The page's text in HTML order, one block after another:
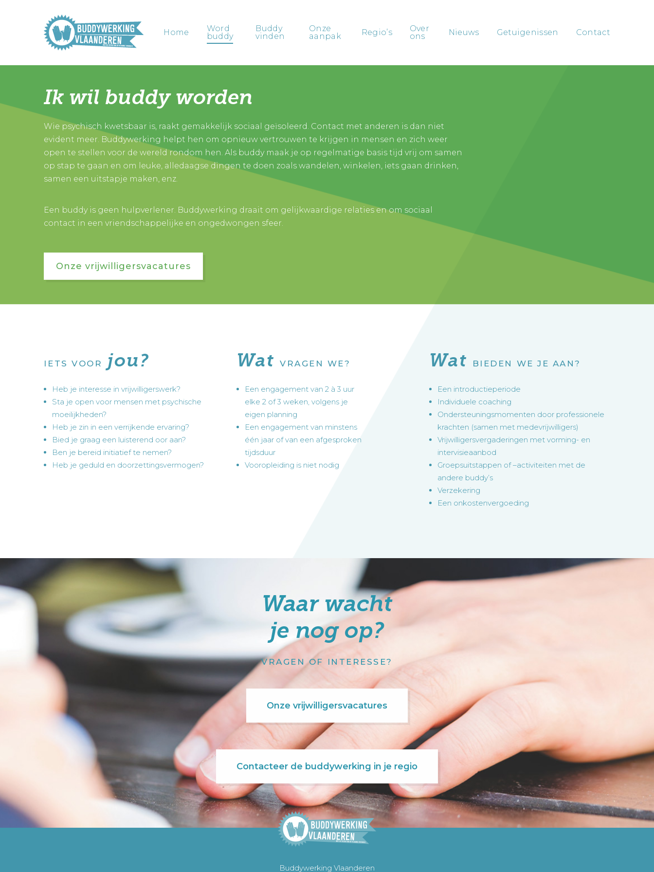
Home
Word
buddy
Buddy
vinden
Onze
aanpak
Regio’s
Over
ons
Nieuws Getuigenissen Contact
Ik wil buddy worden
Wie psychisch kwetsbaar is, raakt gemakkelijk sociaal geïsoleerd. Contact met anderen is dan niet
evident meer. Buddywerking helpt hen om opnieuw vertrouwen te krijgen in mensen en zich weer
open te stellen voor de wereld rondom hen. Als buddy maak je op regelmatige basis tijd vrij om samen
op stap te gaan en om leuke, alledaagse dingen te doen zoals wandelen, winkelen, iets gaan drinken,
samen een uitstapje maken, enz.
Een buddy is geen hulpverlener. Buddywerking draait om gelijkwaardige relaties en om sociaal
contact in een vriendschappelijke en ongedwongen sfeer.
Onze vrijwilligersvacatures
IETS VOOR jou?
Heb je interesse in vrijwilligerswerk?
Sta je open voor mensen met psychische
moeilijkheden?
Heb je zin in een verrijkende ervaring?
Bied je graag een luisterend oor aan?
Ben je bereid initiatief te nemen?
Heb je geduld en doorzettingsvermogen?
WatVRAGEN WE?
Een engagement van 2 à 3 uur
elke 2 of 3 weken, volgens je
eigen planning
Een engagement van minstens
één jaar of van een afgesproken
tijdsduur
Vooropleiding is niet nodig
Wat BIEDEN WE JE AAN?
Een introductieperiode
Individuele coaching
Ondersteuningsmomenten door professionele
krachten (samen met medevrijwilligers)
Vrijwilligersvergaderingen met vorming- en
intervisieaanbod
Groepsuitstappen of –activiteiten met de
andere buddy’s
Verzekering
Een onkostenvergoeding
Waar wacht
je nog op?
VRAGEN OF INTERESSE?
Onze vrijwilligersvacatures
Contacteer de buddywerking in je regio
Buddywerking Vlaanderen